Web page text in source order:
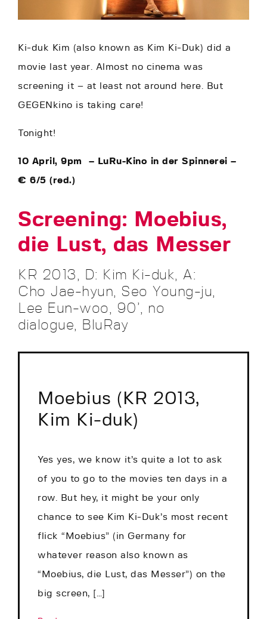
Ki-duk Kim (also known as Kim Ki-Duk) did a
movie last year. Almost no cinema was
screening it – at least not around here. But
GEGENkino is taking care!
Tonight!
10 April, 9pm –
LuRu-Kino in der Spinnerei –
€ 6/5 (red.)
Screening: Moebius,
die Lust, das Messer
KR 2013, D: Kim Ki-duk, A:
Cho Jae-hyun, Seo Young-ju,
Lee Eun-woo, 90’, no
dialogue, BluRay
Moebius (KR 2013,
Kim Ki-duk)
Yes yes, we know it’s quite a lot to ask
of you to go to the movies ten days in a
row. But hey, it might be your only
chance to see Kim Ki-Duk’s most recent
flick “Moebius” (in Germany for
whatever reason also known as
“Moebius, die Lust, das Messer”) on the
big screen, […]